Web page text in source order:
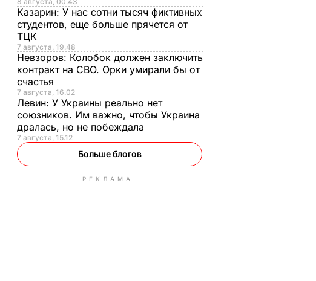
Казарин: У нас сотни тысяч фиктивных
студентов, еще больше прячется от
ТЦК
7 августа, 19.48
Невзоров: Колобок должен заключить
контракт на СВО. Орки умирали бы от
счастья
7 августа, 16.02
Левин: У Украины реально нет
союзников. Им важно, чтобы Украина
дралась, но не побеждала
7 августа, 15.12
Больше блогов
РЕКЛАМА